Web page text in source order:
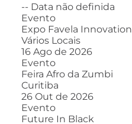
-- Data não definida
Evento
Expo Favela Innovation
Vários Locais
16 Ago de 2026
Evento
Feira Afro da Zumbi
Curitiba
26 Out de 2026
Evento
Future In Black